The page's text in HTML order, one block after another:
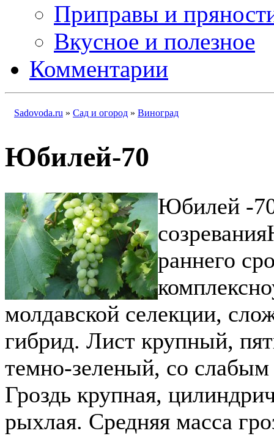
Приправы и
Вкусное и полезное
Комментарии
Sadovoda.ru » Сад и огород » Виноград
Юбилей-70
Юбилей -70
созревания
раннего
молдавской селекции,
гибрид. Лист крупный,
темно-зеленый, со
Гроздь крупная,
рыхлая. Средняя масса